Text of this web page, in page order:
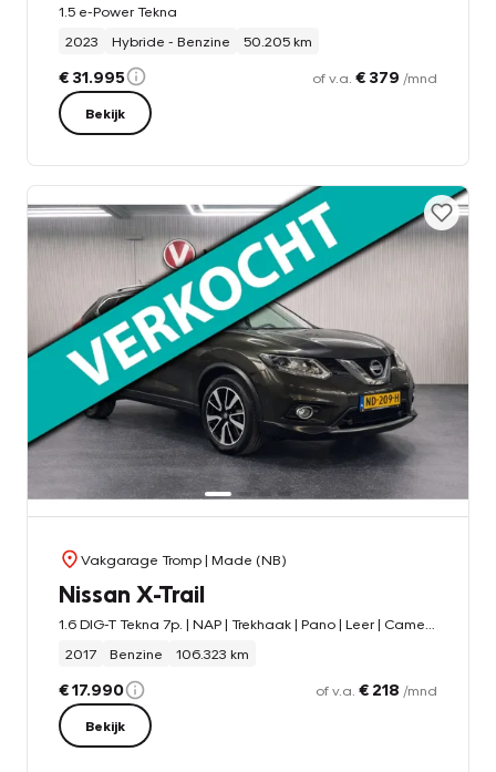
1.5 e-Power Tekna
2023
Hybride - Benzine 50.205 km
€ 31.995 of v.a. € 379 /mnd
Bekijk
Vakgarage Tromp| Made (NB)
Nissan X-Trail
2017
Benzine 106.323 km
€ 17.990 of v.a. € 218 /mnd
Bekijk